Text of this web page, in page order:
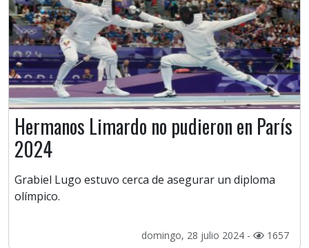
Hermanos Limardo no pudieron en París
2024
Grabiel Lugo estuvo cerca de asegurar un diploma
olímpico.
domingo, 28 julio 2024 - 1657